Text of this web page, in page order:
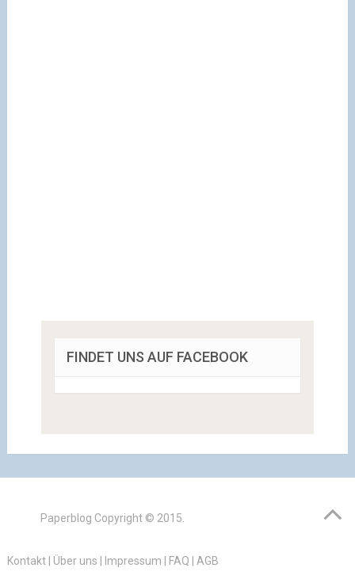
FINDET UNS AUF FACEBOOK
Paperblog Copyright © 2015.
Kontakt| Über uns | Impressum | FAQ | AGB